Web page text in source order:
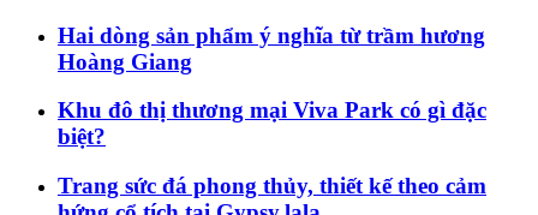
Hai dòng sản phẩm ý nghĩa từ trầm hương
Hoàng Giang
Khu đô thị thương mại Viva Park có gì đặc
biệt?
Trang sức đá phong thủy, thiết kế theo cảm